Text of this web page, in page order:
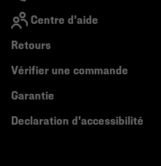
Centre d'aide
Retours
Vérifier une commande
Garantie
Declaration d'accessibilité